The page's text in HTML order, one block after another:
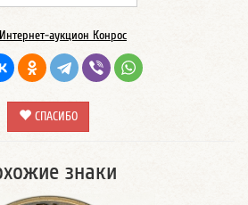
Интернет-аукцион Конрос
СПАСИБО
знаки